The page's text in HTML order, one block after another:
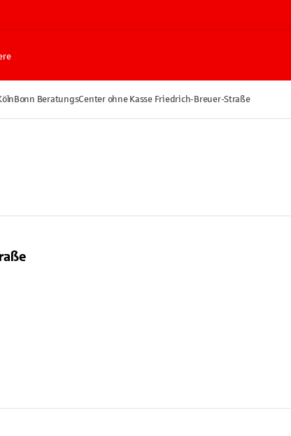
BeratungsCenter ohne Kasse Friedrich-Breuer-Straße